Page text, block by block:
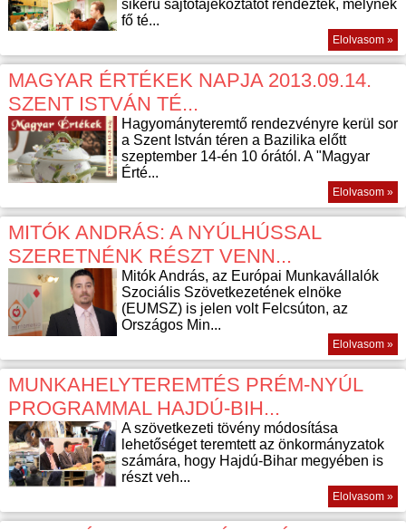
sikerű sajtótájékoztatót rendeztek, melynek
fő té...
Elolvasom »
MAGYAR ÉRTÉKEK NAPJA 2013.09.14.
SZENT ISTVÁN TÉ...
Hagyományteremtő rendezvényre kerül sor
a Szent István téren a Bazilika előtt
szeptember 14-én 10 órától. A "Magyar
Érté...
Elolvasom »
MITÓK ANDRÁS: A NYÚLHÚSSAL
SZERETNÉNK RÉSZT VENN...
Mitók András, az Európai Munkavállalók
Szociális Szövetkezetének elnöke
(EUMSZ) is jelen volt Felcsúton, az
Országos Min...
Elolvasom »
MUNKAHELYTEREMTÉS PRÉM-NYÚL
PROGRAMMAL HAJDÚ-BIH...
A szövetkezeti tövény módosítása
lehetőséget teremtett az önkormányzatok
számára, hogy Hajdú-Bihar megyében is
részt veh...
Elolvasom »